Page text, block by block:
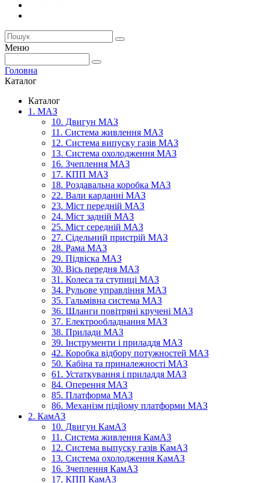
Меню
Головна
Каталог
Каталог
1. МАЗ
10. Двигун МАЗ
11. Система живлення МАЗ
12. Система випуску газів МАЗ
13. Система охолодження МАЗ
16. Зчеплення МАЗ
17. КПП МАЗ
18. Роздавальна коробка МАЗ
22. Вали карданні МАЗ
23. Міст передній МАЗ
24. Міст задній МАЗ
25. Міст середній МАЗ
27. Сідельний пристрій МАЗ
28. Рама МАЗ
29. Підвіска МАЗ
30. Вісь передня МАЗ
31. Колеса та ступиці МАЗ
34. Рульове управління МАЗ
35. Гальмівна система МАЗ
36. Шланги повітряні кручені МАЗ
37. Електрообладнання МАЗ
38. Прилади МАЗ
39. Інструменти і приладдя МАЗ
42. Коробка відбору потужностей МАЗ
50. Кабіна та приналежності МАЗ
61. Устаткування і приладдя МАЗ
84. Оперення МАЗ
85. Платформа МАЗ
86. Механізм підйому платформи МАЗ
2. КамАЗ
10. Двигун КамАЗ
11. Система живлення КамАЗ
12. Система выпуску газів КамАЗ
13. Система охолодження КамАЗ
16. Зчеплення КамАЗ
17. КПП КамАЗ